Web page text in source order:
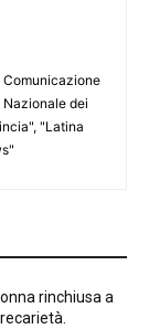
Nazionale dei
"Latina
rinchiusa a